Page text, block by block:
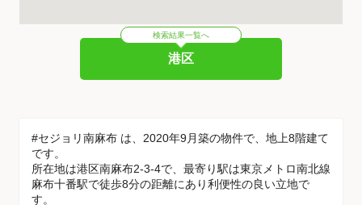
検索結果一覧へ
港区
#セジョリ南麻布 は、2020年9月築の物件で、地上8階建て
です。
所在地は港区南麻布2-3-4で、最寄り駅は東京メトロ南北線
麻布十番駅で徒歩8分の距離にあり利便性の良い立地で
す。